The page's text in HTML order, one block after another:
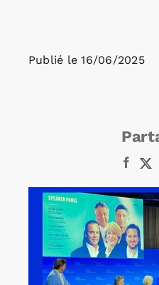
Publié le 16/06/2025
X